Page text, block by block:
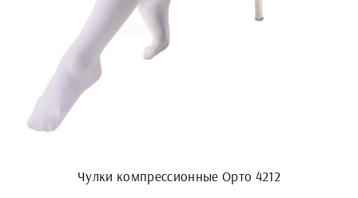
Чулки компрессионные Орто 4212